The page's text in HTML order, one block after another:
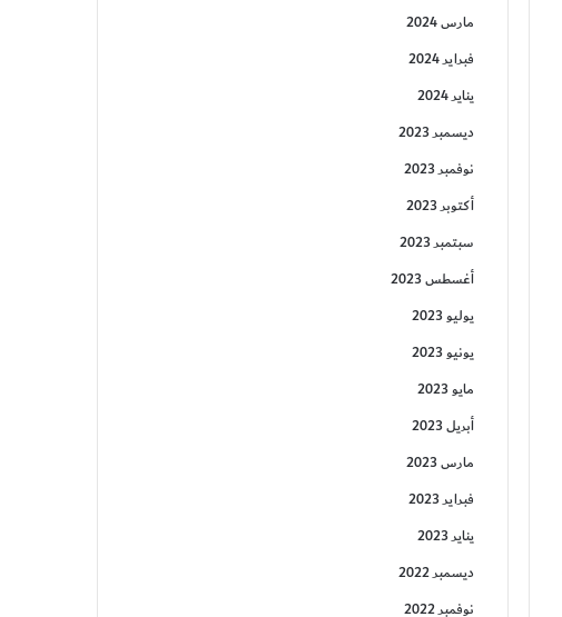
مارس 2024
فبراير 2024
يناير 2024
ديسمبر 2023
نوفمبر 2023
أكتوبر 2023
سبتمبر 2023
أغسطس 2023
يوليو 2023
يونيو 2023
مايو 2023
أبريل 2023
مارس 2023
فبراير 2023
يناير 2023
ديسمبر 2022
نوفمبر 2022